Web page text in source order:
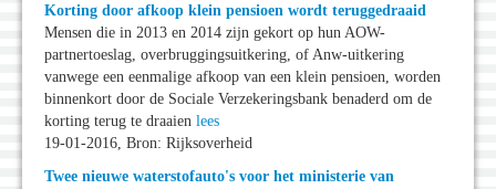
Korting door afkoop klein pensioen wordt teruggedraaid
Mensen die in 2013 en 2014 zijn gekort op hun AOW-
partnertoeslag, overbruggingsuitkering, of Anw-uitkering
vanwege een eenmalige afkoop van een klein pensioen, worden
binnenkort door de Sociale Verzekeringsbank benaderd om de
korting terug te draaien lees
19-01-2016, Bron: Rijksoverheid
Twee nieuwe waterstofauto's voor het ministerie van